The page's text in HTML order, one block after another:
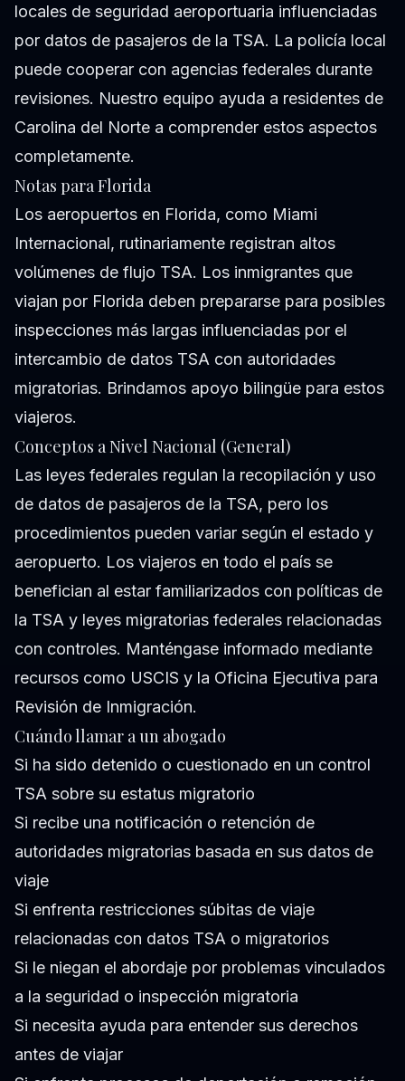
locales de seguridad aeroportuaria influenciadas
por datos de pasajeros de la TSA. La policía local
puede cooperar con agencias federales durante
revisiones. Nuestro equipo ayuda a residentes de
Carolina del Norte a comprender estos aspectos
completamente.
Notas para Florida
Los aeropuertos en Florida, como Miami
Internacional, rutinariamente registran altos
volúmenes de flujo TSA. Los inmigrantes que
viajan por Florida deben prepararse para posibles
inspecciones más largas influenciadas por el
intercambio de datos TSA con autoridades
migratorias. Brindamos apoyo bilingüe para estos
viajeros.
Conceptos a Nivel Nacional (General)
Las leyes federales regulan la recopilación y uso
de datos de pasajeros de la TSA, pero los
procedimientos pueden variar según el estado y
aeropuerto. Los viajeros en todo el país se
benefician al estar familiarizados con políticas de
la TSA y leyes migratorias federales relacionadas
con controles. Manténgase informado mediante
recursos como USCIS y la Oficina Ejecutiva para
Revisión de Inmigración.
Cuándo llamar a un abogado
Si ha sido detenido o cuestionado en un control
TSA sobre su estatus migratorio
Si recibe una notificación o retención de
autoridades migratorias basada en sus datos de
viaje
Si enfrenta restricciones súbitas de viaje
relacionadas con datos TSA o migratorios
Si le niegan el abordaje por problemas vinculados
a la seguridad o inspección migratoria
Si necesita ayuda para entender sus derechos
antes de viajar